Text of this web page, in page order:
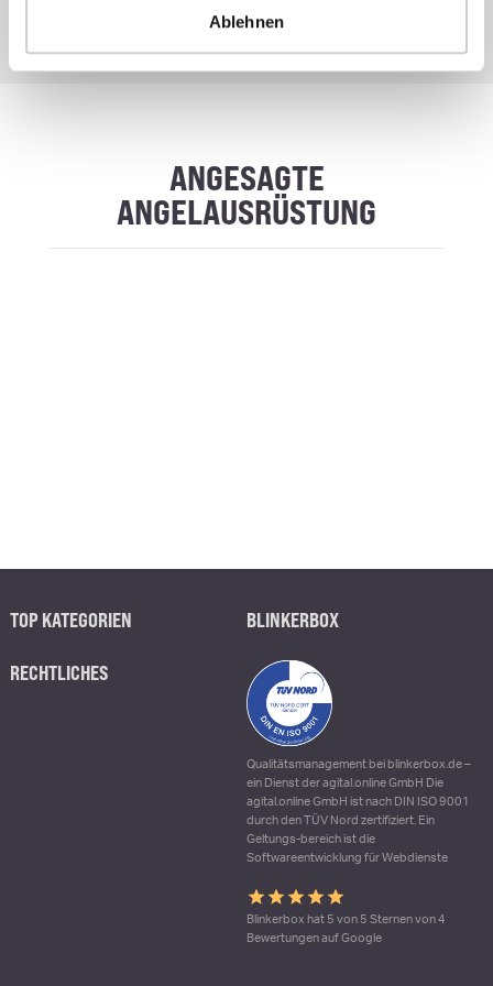
Ablehnen
beschrieben
ANGESAGTE
ANGELAUSRÜSTUNG
TOP KATEGORIEN BLINKERBOX
RECHTLICHES
Qualitätsmanagement bei blinkerbox.de –
ein Dienst der agital.online GmbH Die
agital.online GmbH ist nach DIN ISO 9001
durch den TÜV Nord zertifiziert. Ein
Geltungs-bereich ist die
Softwareentwicklung für Webdienste
Blinkerbox hat 5 von 5 Sternen von 4
Bewertungen auf Google